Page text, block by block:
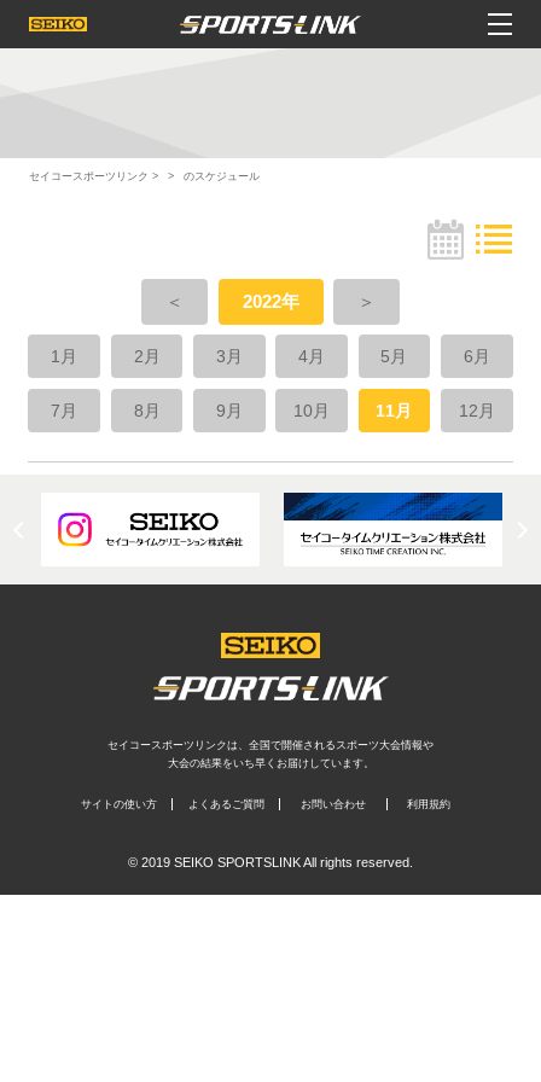
セイコースポーツリンク のスケジュール
＜ 2022年 ＞
1月 2月 3月 4月 5月 6月
7月 8月 9月 10月 11月 12月
セイコースポーツリンクは、全国で開催されるスポーツ大会情報や
大会の結果をいち早くお届けしています。
サイトの使い方 よくあるご質問 お問い合わせ 利用規約
© 2019 SEIKO SPORTSLINK All rights reserved.